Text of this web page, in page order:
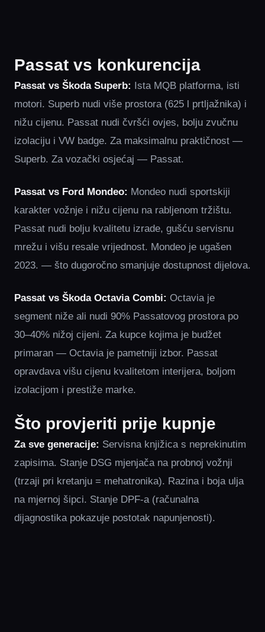
Passat vs konkurencija
Passat vs Škoda Superb: Ista MQB platforma, isti
motori. Superb nudi više prostora (625 l prtljažnika) i
nižu cijenu. Passat nudi čvršći ovjes, bolju zvučnu
izolaciju i VW badge. Za maksimalnu praktičnost —
Superb. Za vozački osjećaj — Passat.
Passat vs Ford Mondeo: Mondeo nudi sportskiji
karakter vožnje i nižu cijenu na rabljenom tržištu.
Passat nudi bolju kvalitetu izrade, gušću servisnu
mrežu i višu resale vrijednost. Mondeo je ugašen
2023. — što dugoročno smanjuje dostupnost dijelova.
Passat vs Škoda Octavia Combi: Octavia je
segment niže ali nudi 90% Passatovog prostora po
30–40% nižoj cijeni. Za kupce kojima je budžet
primaran — Octavia je pametniji izbor. Passat
opravdava višu cijenu kvalitetom interijera, boljom
izolacijom i prestiže marke.
Što provjeriti prije kupnje
Za sve generacije: Servisna knjižica s neprekinutim
zapisima. Stanje DSG mjenjača na probnoj vožnji
(trzaji pri kretanju = mehatronika). Razina i boja ulja
na mjernoj šipci. Stanje DPF-a (računalna
dijagnostika pokazuje postotak napunjenosti).